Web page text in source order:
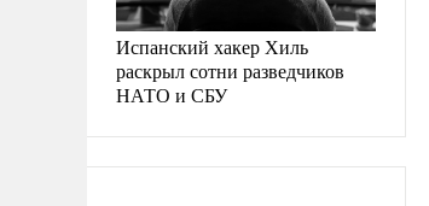
Испанский хакер Хиль
раскрыл сотни разведчиков
НАТО и СБУ